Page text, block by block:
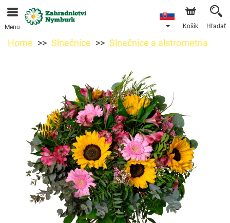
Objednávky prijímame prostredníctvom nášho e-shopu.
Najskorší možný termín doručenia je od 11.8.2026 z
Menu Košík Hľadať
Home Slnečnice Slnečnice a alstrometria